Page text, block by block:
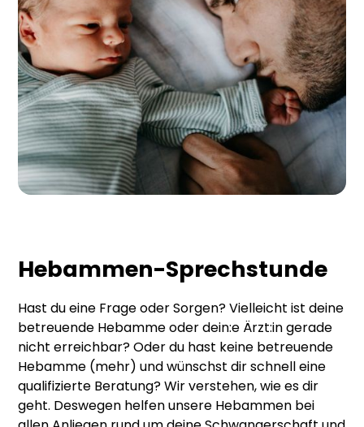
Hebammen-Sprechstunde
Hast du eine Frage oder Sorgen? Vielleicht ist deine
betreuende Hebamme oder dein:e Ärzt:in gerade
nicht erreichbar? Oder du hast keine betreuende
Hebamme (mehr) und wünschst dir schnell eine
qualifizierte Beratung? Wir verstehen, wie es dir
geht. Deswegen helfen unsere Hebammen bei